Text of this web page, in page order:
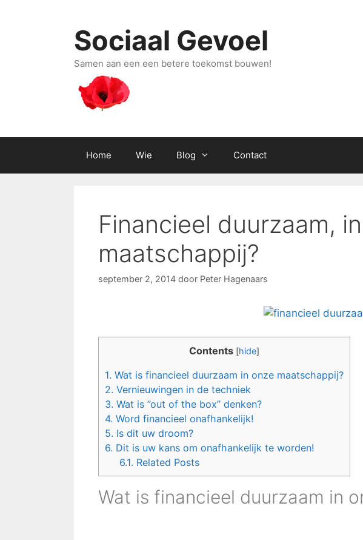
Sociaal Gevoel
Samen aan een een betere toekomst bouwen!
Home Wie Blog Contact
Financieel duurzaam,
maatschappij?
september 2, 2014 door Peter Hagenaars
Contents [hide]
1. Wat is financieel duurzaam in onze maatschappij?
2. Vernieuwingen in de techniek
3. Wat is ”out of the box” denken?
4. Word financieel onafhankelijk!
5. Is dit uw droom?
6. Dit is uw kans om onafhankelijk te worden!
6.1. Related Posts
Wat is financieel duurzaam in